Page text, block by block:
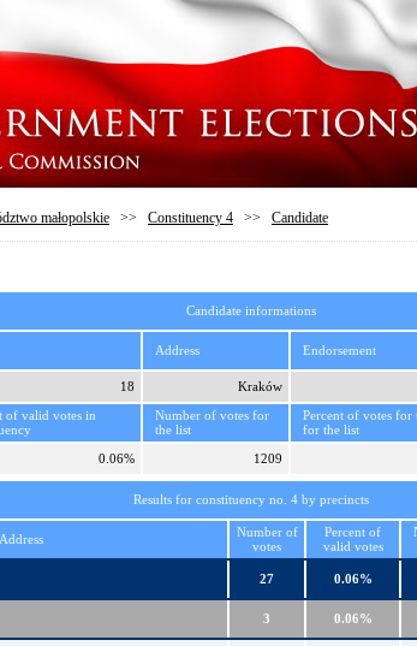
małopolskie >> Constituency 4 >> Candidate
Candidate informations
Address Endorsement
18 Kraków
of valid votes in
Number of votes for
the list
Percent of votes for
for the list
0.06% 1209
Results for constituency no. 4 by precincts
Address
Number of
votes
Percent of
valid votes
27 0.06%
3 0.06%